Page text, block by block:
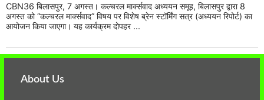
CBN36 बिलासपुर, 7 अगस्त। कल्चरल मार्क्सवाद अध्ययन समूह, बिलासपुर द्वारा 8
अगस्त को “कल्चरल मार्क्सवाद” विषय पर विशेष ब्रेन स्टॉर्मिंग सत्र (अध्ययन रिपोर्ट) का
आयोजन किया जाएगा। यह कार्यक्रम दोपहर ...
About Us